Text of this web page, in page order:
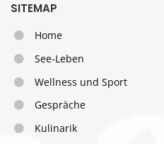
SITEMAP
Home
See-Leben
Wellness und Sport
Gespräche
Kulinarik